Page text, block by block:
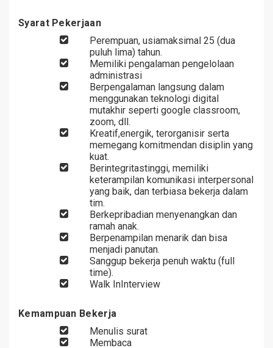
Syarat Pekerjaan
Perempuan, usiamaksimal 25 (dua
puluh lima) tahun.
Memiliki pengalaman pengelolaan
administrasi
Berpengalaman langsung dalam
menggunakan teknologi digital
mutakhir seperti google classroom,
zoom, dll.
Kreatif,energik, terorganisir serta
memegang komitmendan disiplin yang
kuat.
Berintegritastinggi, memiliki
keterampilan komunikasi interpersonal
yang baik, dan terbiasa bekerja dalam
tim.
Berkepribadian menyenangkan dan
ramah anak.
Berpenampilan menarik dan bisa
menjadi panutan.
Sanggup bekerja penuh waktu (full
time).
Walk InInterview
Kemampuan Bekerja
Menulis surat
Membaca